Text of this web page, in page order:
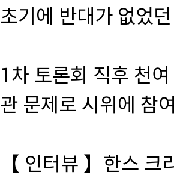
초기에 반대가 없었
1차 토론회 직후 천
관 문제로 시위에 참
【 인터뷰 】한스